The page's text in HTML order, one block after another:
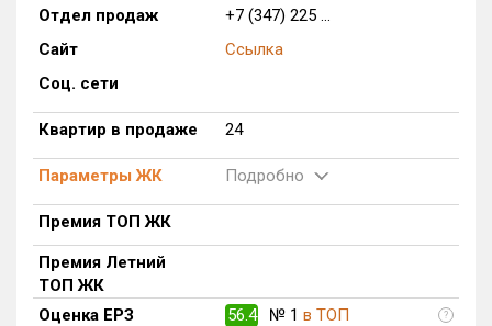
Найдено:
Жилых комплексов
Многоквартирных домов
Блокированных домов
0 из 78
Поселков таунхаусов
Многоквартирных домов
0 из 20
Блокированных домов
0 из 322
Квартир, апартаментов,
блоков в БД
24 из 22 712
Отдел продаж
+7 (347) 225 ...
Сайт
Ссылка
Соц. сети
Квартир в продаже 24
Параметры ЖК Подробно
Премия ТОП ЖК
Премия Летний
ТОП ЖК
Оценка ЕРЗ
56.4 № 1 в ТОП
?